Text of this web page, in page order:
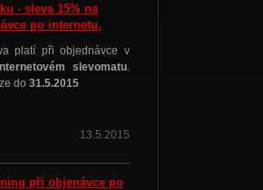
- sleva 15% na
po internetu.
platí při objednávce v
slevomatu.
do 31.5.2015
13.5.2015
při objenávce po